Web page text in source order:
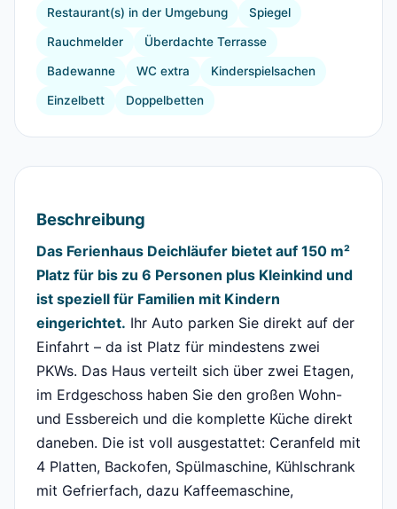
Restaurant(s) in der Umgebung Spiegel
Rauchmelder Überdachte Terrasse
Badewanne WC extra Kinderspielsachen
Einzelbett Doppelbetten
Beschreibung
Das Ferienhaus Deichläufer bietet auf 150 m²
Platz für bis zu 6 Personen plus Kleinkind und
ist speziell für Familien mit Kindern
eingerichtet. Ihr Auto parken Sie direkt auf der
Einfahrt – da ist Platz für mindestens zwei
PKWs. Das Haus verteilt sich über zwei Etagen,
im Erdgeschoss haben Sie den großen Wohn-
und Essbereich und die komplette Küche direkt
daneben. Die ist voll ausgestattet: Ceranfeld mit
4 Platten, Backofen, Spülmaschine, Kühlschrank
mit Gefrierfach, dazu Kaffeemaschine,